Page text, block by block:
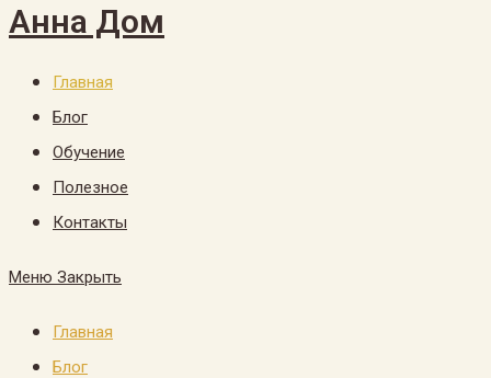
Анна Дом
Главная
Блог
Обучение
Полезное
Контакты
Меню Закрыть
Главная
Блог